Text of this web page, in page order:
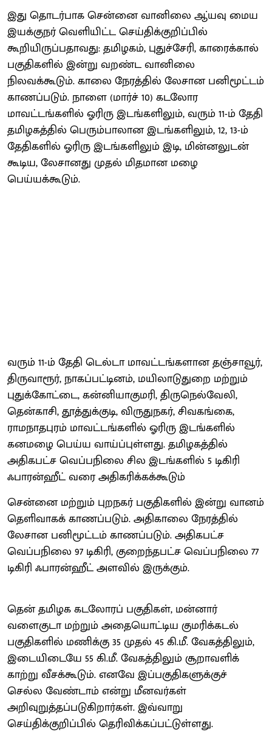
இது தொடர்பாக சென்னை வானிலை ஆ்யவு மைய
இயக்குநர் வெளியிட்ட செய்திக்குறிப்பில்
கூறியிருப்பதாவது: தமிழகம், புதுச்சேரி, காரைக்கால்
பகுதிகளில் இன்று வறண்ட வானிலை
நிலவக்கூடும். காலை நேரத்தில் லேசான பனிமூட்டம்
காணப்படும். நாளை (மார்ச் 10) கடலோர
மாவட்டங்களில் ஓரிரு இடங்களிலும், வரும் 11-ம் தேதி
தமிழகத்தில் பெரும்பாலான இடங்களிலும், 12, 13-ம்
தேதிகளில் ஓரிரு இடங்களிலும் இடி, மின்னலுடன்
கூடிய, லேசானது முதல் மிதமான மழை
பெய்யக்கூடும்.
வரும் 11-ம் தேதி டெல்டா மாவட்டங்களான தஞ்சாவூர்,
திருவாரூர், நாகப்பட்டினம், மயிலாடுதுறை மற்றும்
புதுக்கோட்டை, கன்னியாகுமரி, திருநெல்வேலி,
தென்காசி, தூத்துக்குடி, விருதுநகர், சிவகங்கை,
ராமநாதபுரம் மாவட்டங்களில் ஓரிரு இடங்களில்
கனமழை பெய்ய வாய்ப்புள்ளது. தமிழகத்தில்
அதிகபட்ச வெப்பநிலை சில இடங்களில் 5 டிகிரி
ஃபாரன்ஹீட் வரை அதிகரிக்கக்கூடும்
சென்னை மற்றும் புறநகர் பகுதிகளில் இன்று வானம்
தெளிவாகக் காணப்படும். அதிகாலை நேரத்தில்
லேசான பனிமூட்டம் காணப்படும். அதிகபட்ச
வெப்பநிலை 97 டிகிரி, குறைந்தபட்ச வெப்பநிலை 77
டிகிரி ஃபாரன்ஹீட் அளவில் இருக்கும்.
தென் தமிழக கடலோரப் பகுதிகள், மன்னார்
வளைகுடா மற்றும் அதையொட்டிய குமரிக்கடல்
பகுதிகளில் மணிக்கு 35 முதல் 45 கி.மீ. வேகத்திலும்,
இடையிடையே 55 கி.மீ. வேகத்திலும் சூறாவளிக்
காற்று வீசக்கூடும். எனவே இப்பகுதிகளுக்குச்
செல்ல வேண்டாம் என்று மீனவர்கள்
அறிவுறுத்தப்படுகிறார்கள். இவ்வாறு
செய்திக்குறிப்பில் தெரிவிக்கப்பட்டுள்ளது.